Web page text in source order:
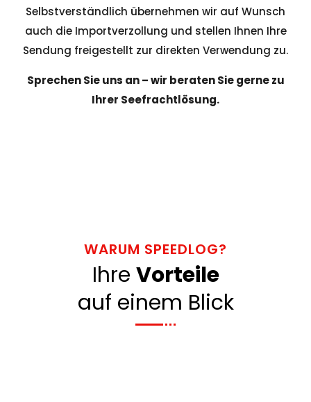
Selbstverständlich übernehmen wir auf Wunsch
auch die Importverzollung und stellen Ihnen Ihre
Sendung freigestellt zur direkten Verwendung zu.
Sprechen Sie uns an – wir beraten Sie gerne zu
Ihrer Seefrachtlösung.
WARUM SPEEDLOG?
Ihre Vorteile
auf einem Blick